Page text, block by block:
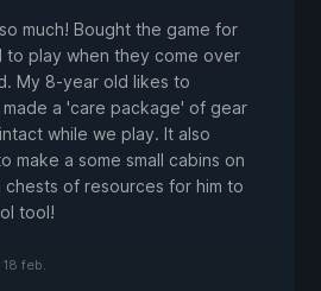
much! Bought the game for
to play when they come over
My 8-year old likes to
a 'care package' of gear
while we play. It also
make a some small cabins on
chests of resources for him to
tool!
18 feb.